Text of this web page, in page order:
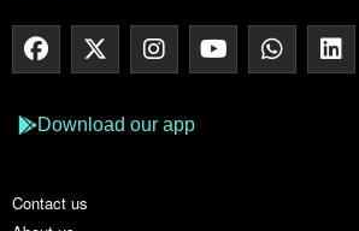
Download our app
Contact us